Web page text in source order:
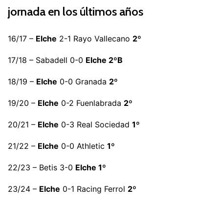
jornada en los últimos años
16/17 – Elche 2-1 Rayo Vallecano 2º
17/18 – Sabadell 0-0 Elche 2ºB
18/19 – Elche 0-0 Granada 2º
19/20 – Elche 0-2 Fuenlabrada 2º
20/21 – Elche 0-3 Real Sociedad 1º
21/22 – Elche 0-0 Athletic 1º
22/23 – Betis 3-0 Elche 1º
23/24 – Elche 0-1 Racing Ferrol 2º